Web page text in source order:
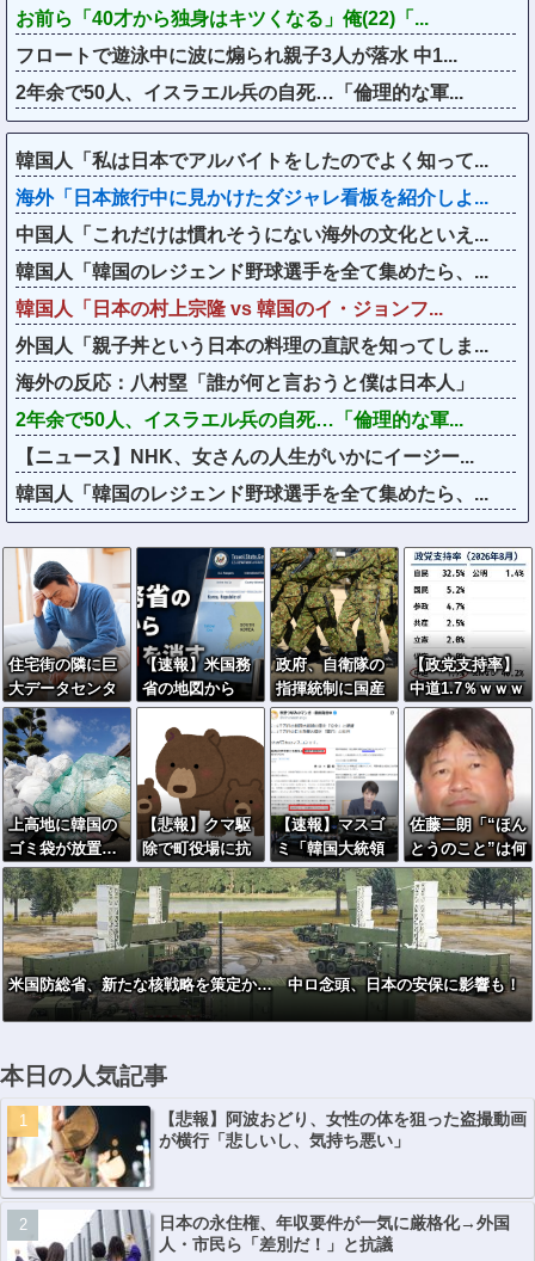
お前ら「40才から独身はキツくなる」俺(22)「...
フロートで遊泳中に波に煽られ親子3人が落水 中1...
2年余で50人、イスラエル兵の自死…「倫理的な軍...
韓国人「私は日本でアルバイトをしたのでよく知って...
海外「日本旅行中に見かけたダジャレ看板を紹介しよ...
中国人「これだけは慣れそうにない海外の文化といえ...
韓国人「韓国のレジェンド野球選手を全て集めたら、...
韓国人「日本の村上宗隆 vs 韓国のイ・ジョンフ...
外国人「親子丼という日本の料理の直訳を知ってしま...
海外の反応：八村塁「誰が何と言おうと僕は日本人」
2年余で50人、イスラエル兵の自死…「倫理的な軍...
【ニュース】NHK、女さんの人生がいかにイージー...
韓国人「韓国のレジェンド野球選手を全て集めたら、...
住宅街の隣に巨
大データセンタ
ー爆誕。三井不
動産「排熱？低
周波音？データ
はまだ出せませ
ん」住民ブチギ
レ
【速報】米国務
省の地図から
「独島」を消す
政府、自衛隊の
指揮統制に国産
AI導入へｗｗｗ
「新しい戦い
方」への対応を
急ぐ
【政党支持率】
中道1.7％ｗｗｗ
ｗｗｗｗｗ
上高地に韓国の
ゴミ袋が放置…
キムチや生ゴミ
まで捨てられる
【悲報】クマ駆
除で町役場に抗
議電話殺到…職
員「業務になり
ません」
【速報】マスゴ
ミ「韓国大統領
の公用車は6000
万円で安全装
備！」手のひら
クルッ「高市の
公用車は3000万
円で贅沢！」
佐藤二朗「“ほん
とうのこと”は何
ひとつ言えな
い…」意味深投
稿に憶測殺到
米国防総省、新たな核戦略を策定か… 中ロ念頭、日本の安保に影響も！
本日の人気記事
【悲報】阿波おどり、女性の体を狙った盗撮動画
が横行「悲しいし、気持ち悪い」
日本の永住権、年収要件が一気に厳格化→外国
人・市民ら「差別だ！」と抗議